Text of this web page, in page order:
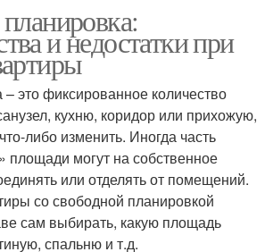
и недостатки при
это фиксированное количество
кухню, коридор или прихожую,
либо изменить. Иногда часть
площади могут на собственное
или отделять от помещений.
со свободной планировкой
сам выбирать, какую площадь
спальню и т.д.